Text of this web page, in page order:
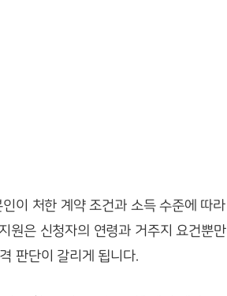
이 처한 계약 조건과 소득 수준에 따라
원은 신청자의 연령과 거주지 요건뿐만
판단이 갈리게 됩니다.